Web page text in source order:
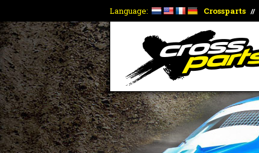
Language: Crossparts //